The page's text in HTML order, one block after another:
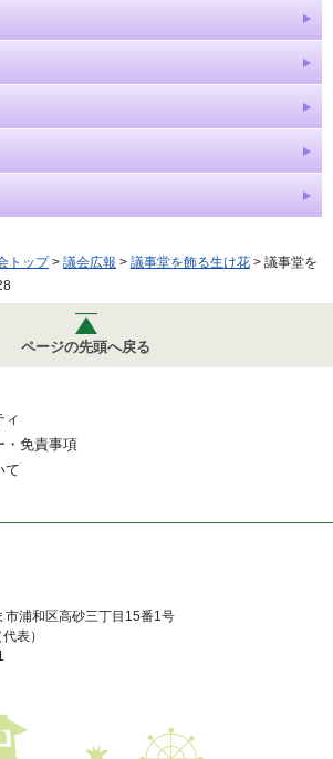
トップ> 議会広報 > 議事堂を飾る生け花 > 議事堂を
ページの先頭へ戻る
ィ
・免責事項
て
浦和区高砂三丁目15番1号
表）